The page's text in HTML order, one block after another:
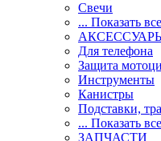
Свечи
... Показать все
Для телефона
Защита
Инструменты
Канистры
Подставки,
... Показать все
ЗАПЧАСТИ